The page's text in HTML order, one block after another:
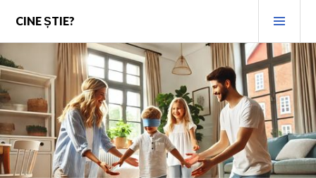
content
CINE ȘTIE?